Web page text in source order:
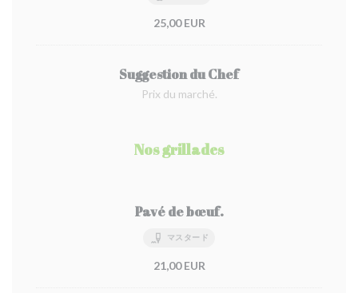
25,00 EUR
Suggestion du Chef
Prix du marché.
Nos grillades
Pavé de bœuf.
マスタード
21,00 EUR